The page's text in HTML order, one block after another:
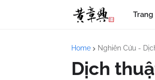
Trang
Home Nghiên Cứu -
Dịch